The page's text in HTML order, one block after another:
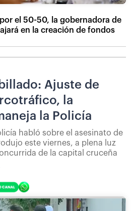
el 50-50, la gobernadora de
en la creación de fondos
Ajuste de
la
la Policía
habló sobre el asesinato de
este viernes, a plena luz
de la capital cruceña